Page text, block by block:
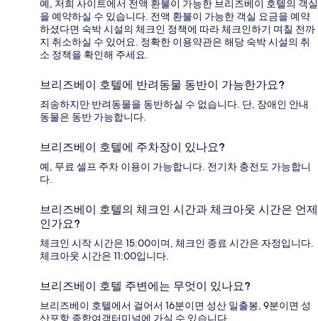
예, 저희 사이트에서 전액 환불이 가능한 브리즈베이 호텔의 객실
을 예약하실 수 있습니다. 전액 환불이 가능한 객실 요금을 예약
하셨다면 숙박 시설의 체크인 정책에 따라 체크인하기 며칠 전까
지 취소하실 수 있어요. 정확한 이용약관은 해당 숙박 시설의 취
소 정책을 확인해 주세요.
브리즈베이 호텔에 반려동물 동반이 가능한가요?
죄송하지만 반려동물을 동반하실 수 없습니다. 단, 장애인 안내
동물은 동반 가능합니다.
브리즈베이 호텔에 주차장이 있나요?
예, 무료 셀프 주차 이용이 가능합니다. 전기차 충전도 가능합니
다.
브리즈베이 호텔의 체크인 시간과 체크아웃 시간은 언제
인가요?
체크인 시작 시간은 15:00이며, 체크인 종료 시간은 자정입니다.
체크아웃 시간은 11:00입니다.
브리즈베이 호텔 주변에는 무엇이 있나요?
브리즈베이 호텔에서 걸어서 16분이면 성산 일출봉, 9분이면 성
산포항 종합여객터미널에 가실 수 있습니다.